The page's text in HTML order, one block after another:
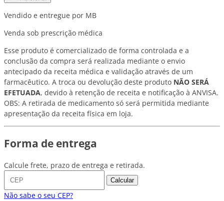
Vendido e entregue por MB
Venda sob prescrição médica
Esse produto é comercializado de forma controlada e a
conclusão da compra será realizada mediante o envio
antecipado da receita médica e validação através de um
farmacêutico. A troca ou devolução deste produto NÃO SERÁ
EFETUADA, devido à retenção de receita e notificação à ANVISA.
OBS: A retirada de medicamento só será permitida mediante
apresentação da receita física em loja.
Forma de entrega
Calcule frete, prazo de entrega e retirada.
Calcular
Não sabe o seu CEP?